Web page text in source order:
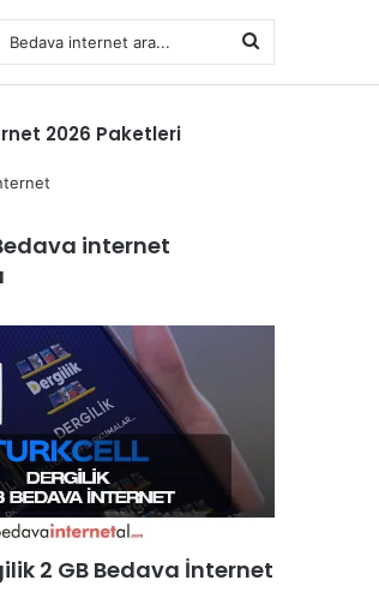
Bedava
2026 Paketleri
internet
2 GB Bedava İnternet